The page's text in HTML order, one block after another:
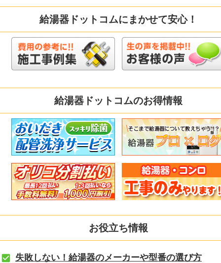
給湯器ドットコムにまかせて安心！
給湯器ドットコムのお得情報
お役立ち情報
失敗しない！給湯器のメーカーや型番の選び方